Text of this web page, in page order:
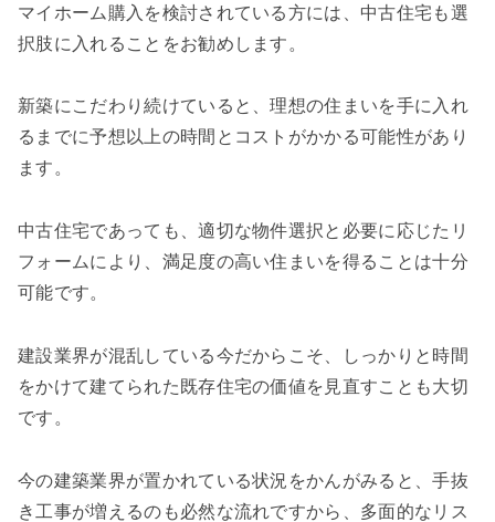
マイホーム購入を検討されている方には、中古住宅も選
択肢に入れることをお勧めします。
新築にこだわり続けていると、理想の住まいを手に入れ
るまでに予想以上の時間とコストがかかる可能性があり
ます。
中古住宅であっても、適切な物件選択と必要に応じたリ
フォームにより、満足度の高い住まいを得ることは十分
可能です。
建設業界が混乱している今だからこそ、しっかりと時間
をかけて建てられた既存住宅の価値を見直すことも大切
です。
今の建築業界が置かれている状況をかんがみると、手抜
き工事が増えるのも必然な流れですから、多面的なリス